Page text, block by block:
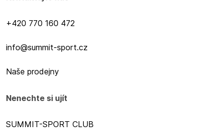
+420 770 160 472
info@summit-sport.cz
Naše prodejny
Nenechte si ujít
SUMMIT-SPORT CLUB